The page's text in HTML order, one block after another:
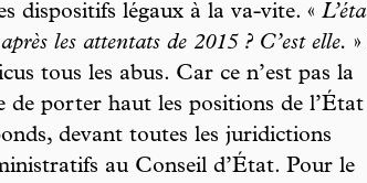
dispositifs légaux à la va-vite. «
les attentats de 2015 ? C’est elle.
tous les abus. Car ce n’est pas la
de porter haut les positions de
devant toutes les juridictions
au Conseil d’État. Pour le